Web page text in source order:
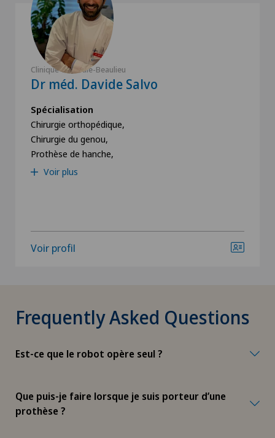
Chiropractie
Chirurgie aortique
Chirurgie biliaire
Chirurgie cervico-faciale
Chirurgie de la colonne vertébrale/du rachis
Chirurgie de la hanche
Chirurgie de l’épaule
Chirurgie de l’intestin grêle
Clinique Générale-Beaulieu
Dr méd. Davide Salvo
Spécialisation
Chirurgie orthopédique,
Chirurgie du genou,
Prothèse de hanche,
Voir plus
Voir profil
Frequently Asked Questions
Est-ce que le robot opère seul ?
Que puis-je faire lorsque je suis porteur d’une
prothèse ?